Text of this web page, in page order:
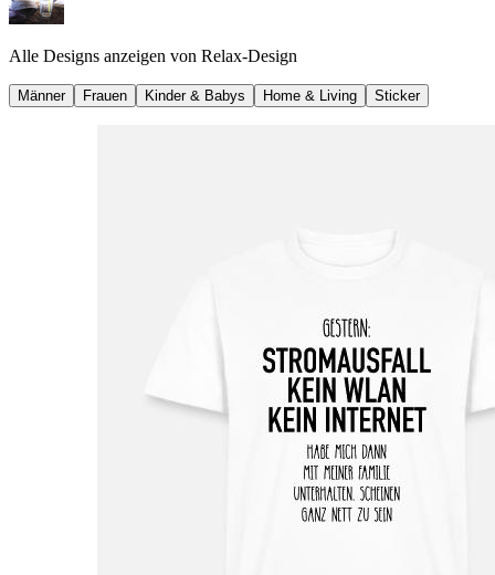
Alle Designs anzeigen von Relax-Design
Männer Frauen Kinder & Babys Home & Living Sticker